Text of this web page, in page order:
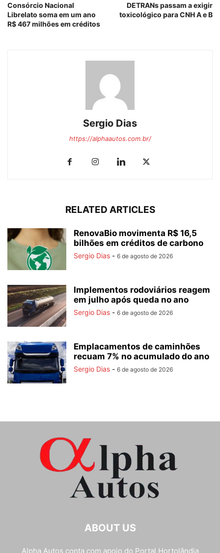
Consórcio Nacional
Librelato soma em um ano
R$ 467 milhões em créditos
DETRANs passam a exigir
toxicológico para CNH A e B
Sergio Dias
https://alphaautos.com.br/
RELATED ARTICLES
RenovaBio movimenta R$ 16,5
bilhões em créditos de carbono
Sergio Dias - 6 de agosto de 2026
Implementos rodoviários reagem
em julho após queda no ano
Sergio Dias - 6 de agosto de 2026
Emplacamentos de caminhões
recuam 7% no acumulado do ano
Sergio Dias - 6 de agosto de 2026
ABOUT US
Alpha Autos conta com apoio do Portal Hortolândia